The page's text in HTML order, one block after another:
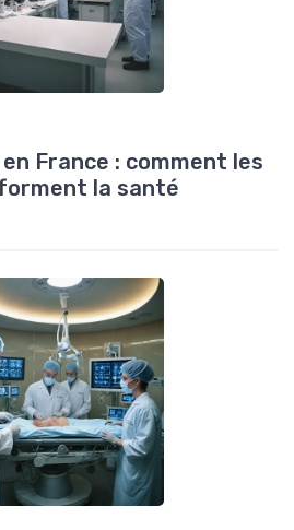
France : comment les
la santé